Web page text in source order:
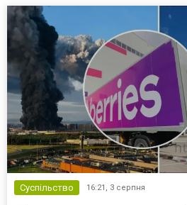
Суспільство 16:21, 3 серпня